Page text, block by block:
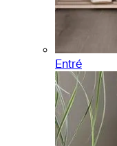
Entré